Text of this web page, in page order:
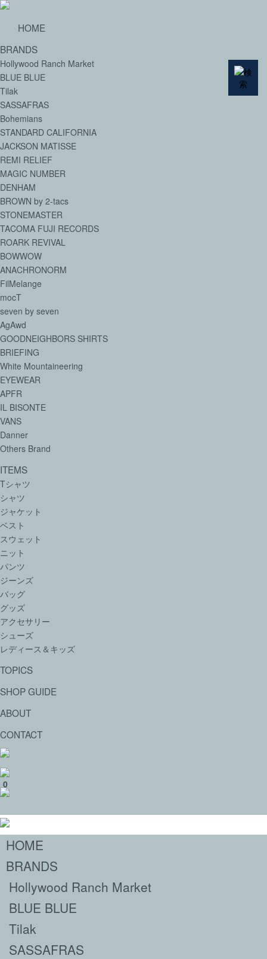
HOME
BRANDS
Hollywood Ranch Market
BLUE BLUE
Tilak
SASSAFRAS
Bohemians
STANDARD CALIFORNIA
JACKSON MATISSE
REMI RELIEF
MAGIC NUMBER
DENHAM
BROWN by 2-tacs
STONEMASTER
TACOMA FUJI RECORDS
ROARK REVIVAL
BOWWOW
ANACHRONORM
FilMelange
mocT
seven by seven
AgAwd
GOODNEIGHBORS SHIRTS
BRIEFING
White Mountaineering
EYEWEAR
APFR
IL BISONTE
VANS
Danner
Others Brand
ITEMS
Tシャツ
シャツ
ジャケット
ベスト
スウェット
ニット
パンツ
ジーンズ
バッグ
グッズ
アクセサリー
シューズ
レディース＆キッズ
TOPICS
SHOP GUIDE
ABOUT
CONTACT
0
HOME
BRANDS
Hollywood Ranch Market
BLUE BLUE
Tilak
SASSAFRAS